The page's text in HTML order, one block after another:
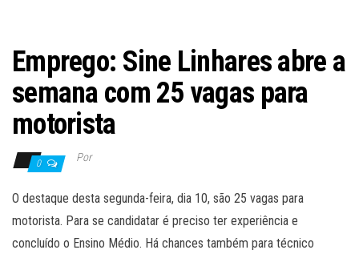
Emprego: Sine Linhares abre a
semana com 25 vagas para
motorista
0 Por
O destaque desta segunda-feira, dia 10, são 25 vagas para
motorista. Para se candidatar é preciso ter experiência e
concluído o Ensino Médio. Há chances também para técnico